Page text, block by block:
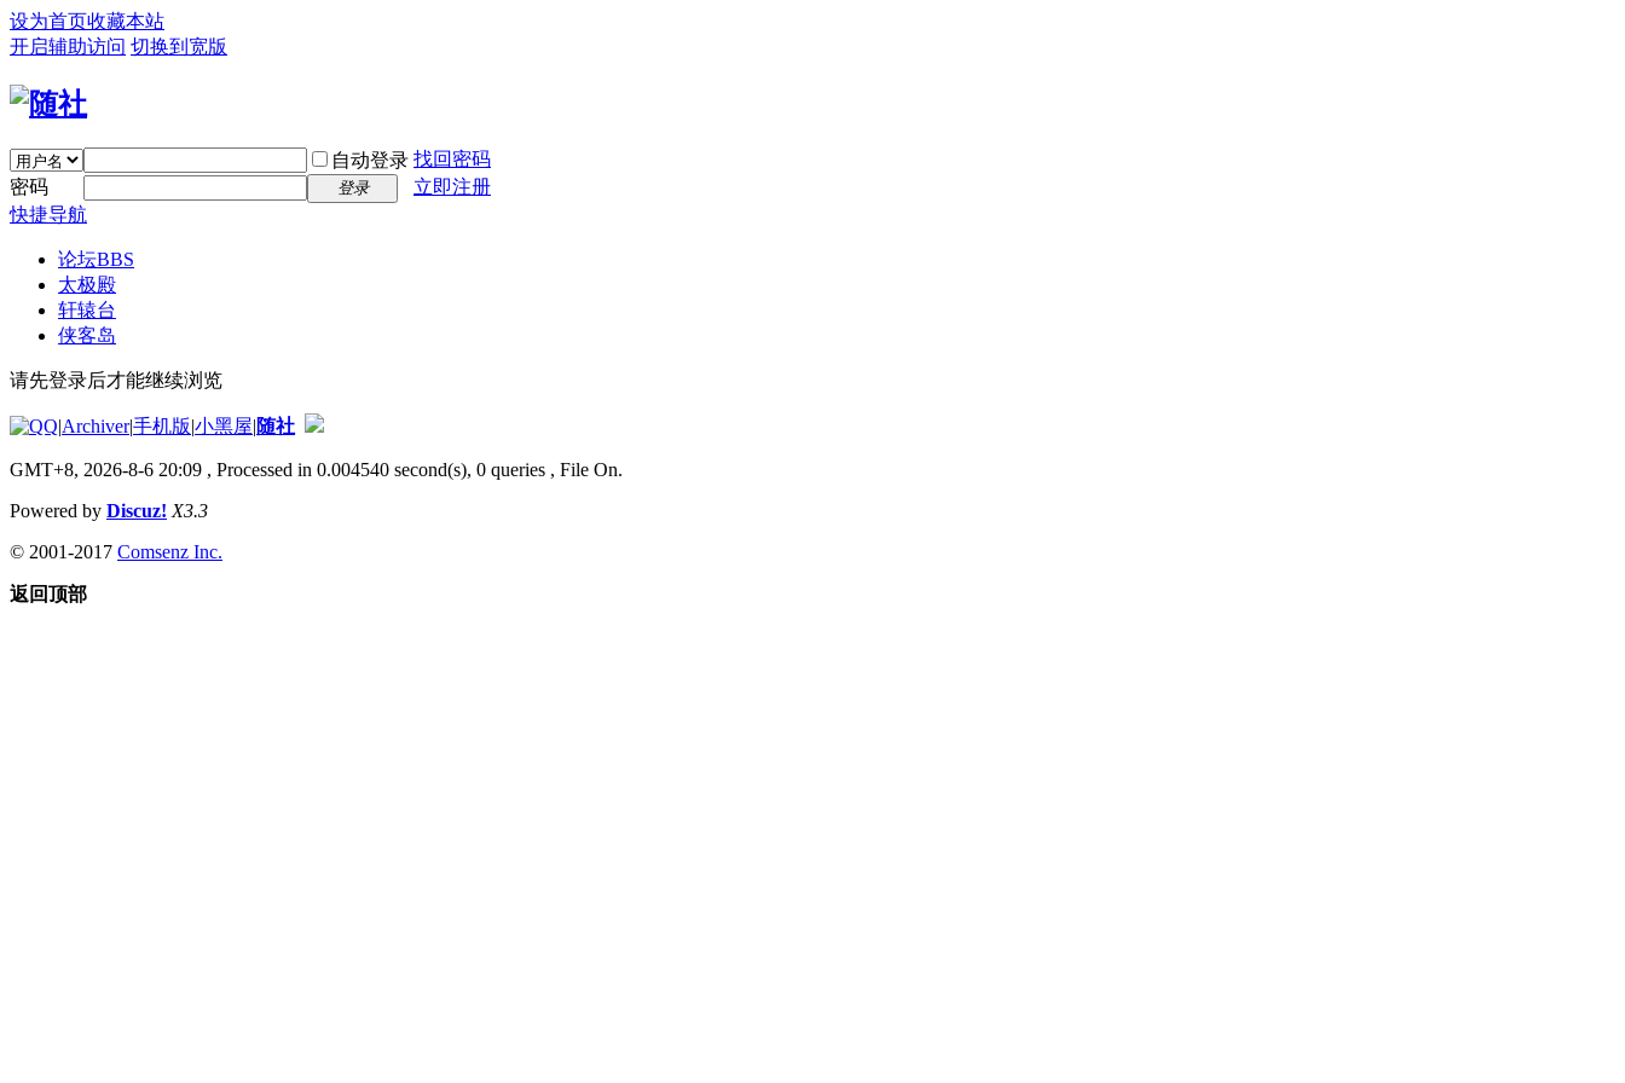
设为首页收藏本站
开启辅助访问 切换到宽版
自动登录 找回密码
密码
登录
立即注册
快捷导航
论坛BBS
太极殿
轩辕台
侠客岛
请先登录后才能继续浏览
|Archiver|手机版|小黑屋|随社
GMT+8, 2026-8-6 20:09 , Processed in 0.004540 second(s), 0 queries , File On.
Powered by Discuz! X3.3
© 2001-2017 Comsenz Inc.
返回顶部